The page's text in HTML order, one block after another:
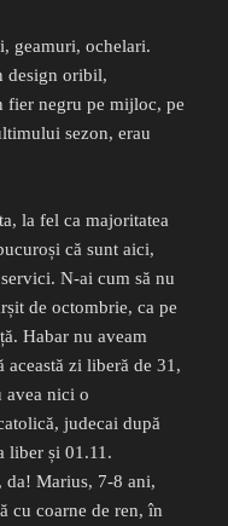
geamuri, ochelari.
design oribil,
fier negru pe mijloc, pe
sezon, erau
la fel ca majoritatea
că sunt aici,
N-ai cum să nu
de octombrie, ca pe
Habar nu aveam
această zi liberă de 31,
avea nici o
judecai după
liber și 01.11.
da! Marius, 7-8 ani,
cu coarne de ren, în